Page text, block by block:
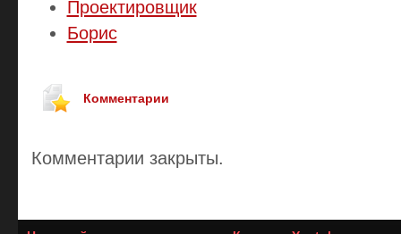
Проектировщик
Борис
Комментарии
Комментарии закрыты.